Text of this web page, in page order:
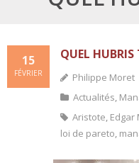
FORMATIONS
- Process Communication
- Adapter sa posture
- Process Vente
QUEL HUBRIS
15
FÉVRIER
Philippe Moret
Actualités,
Aristote, Edgar
loi de pareto,